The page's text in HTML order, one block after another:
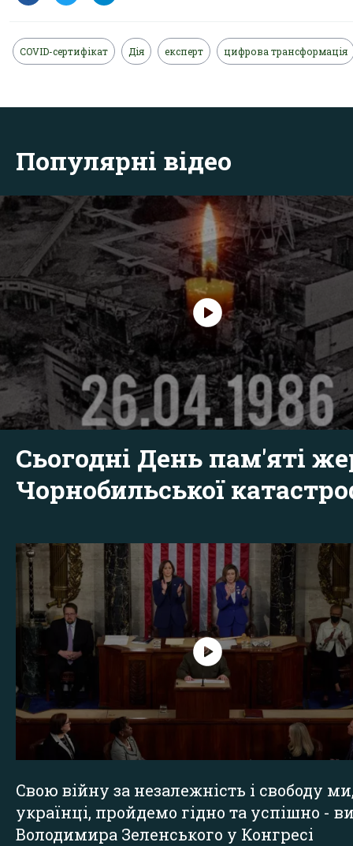
COVID-сертифікат Дія експерт цифрова трансформація
Популярні відео
Сьогодні День пам'яті
Чорнобильської
Свою війну за незалежність і свободу
українці, пройдемо гідно та успішно -
Володимира Зеленського у Конгресі